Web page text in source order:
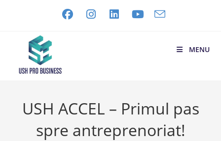
MENU
USH ACCEL – Primul pas
spre antreprenoriat!